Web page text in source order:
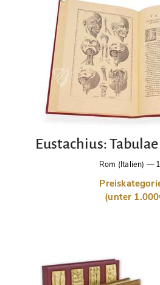
Eustachius:
Rom (Italien) —
(unter